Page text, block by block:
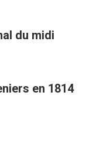
du midi
en 1814